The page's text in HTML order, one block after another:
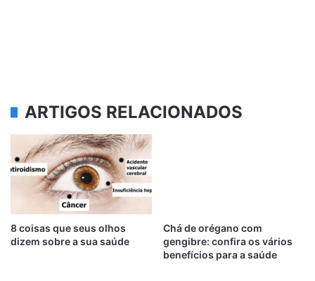
ARTIGOS RELACIONADOS
8 coisas que seus olhos
dizem sobre a sua saúde
Chá de orégano com
gengibre: confira os vários
benefícios para a saúde